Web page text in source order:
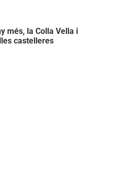
més, la Colla Vella i
castelleres